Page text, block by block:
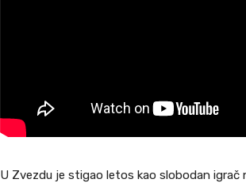
U Zvezdu je stigao letos kao slobodan igrač